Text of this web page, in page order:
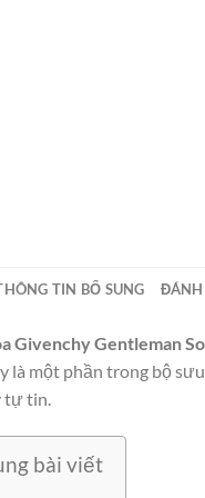
TIN BỔ SUNG ĐÁNH
Givenchy Gentleman
là một phần trong bộ
tự tin.
bài viết